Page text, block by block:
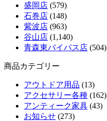
盛岡店 (579)
石巻店 (148)
紫波店 (963)
谷山店 (1,140)
青森東バイパス店 (504)
商品カテゴリー
アウトドア用品 (13)
アクセサリー各種 (162)
アンティーク家具 (43)
お知らせ (273)